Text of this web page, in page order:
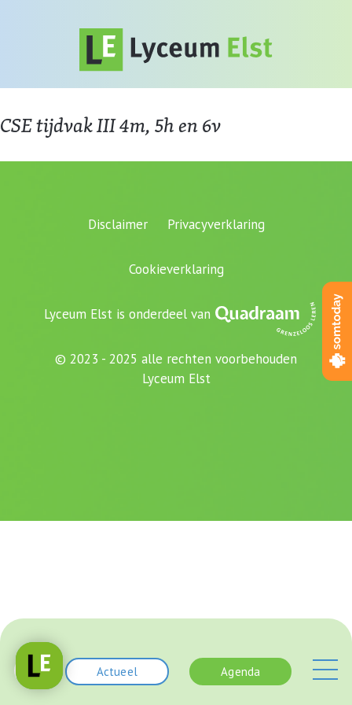
Actueel Agenda
CSE tijdvak III 4m, 5h en 6v
Disclaimer Privacyverklaring
Cookieverklaring
Lyceum Elst is onderdeel van
© 2023 - 2025 alle rechten voorbehouden
Lyceum Elst